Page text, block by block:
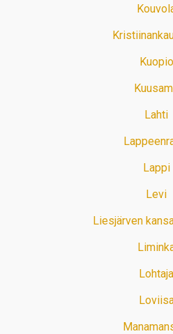
Kuopio
Lahti
Lappi
Levi
Liesjärven
Lohtaja